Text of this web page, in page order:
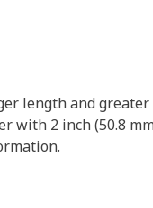
length and
with 2 inch (50.8